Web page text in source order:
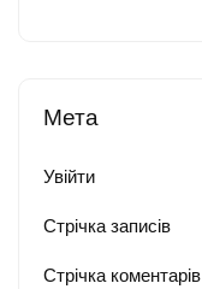
Мета
Увійти
Стрічка записів
Стрічка коментарів